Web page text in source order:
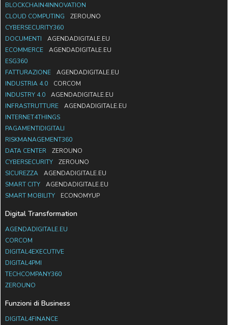
BLOCKCHAIN4INNOVATION
CLOUD COMPUTING
ZEROUNO
CYBERSECURITY360
DOCUMENTI
AGENDADIGITALE.EU
ECOMMERCE
AGENDADIGITALE.EU
ESG360
FATTURAZIONE
AGENDADIGITALE.EU
INDUSTRIA 4.0
CORCOM
INDUSTRY 4.0
AGENDADIGITALE.EU
INFRASTRUTTURE
AGENDADIGITALE.EU
INTERNET4THINGS
PAGAMENTIDIGITALI
RISKMANAGEMENT360
DATA CENTER
ZEROUNO
CYBERSECURITY
ZEROUNO
SICUREZZA
AGENDADIGITALE.EU
SMART CITY
AGENDADIGITALE.EU
SMART MOBILITY
ECONOMYUP
Digital Transformation
AGENDADIGITALE.EU
CORCOM
DIGITAL4EXECUTIVE
DIGITAL4PMI
TECHCOMPANY360
ZEROUNO
Funzioni di Business
DIGITAL4FINANCE